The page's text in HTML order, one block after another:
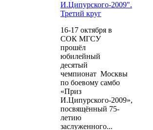
И.Ципурского-2009".
Третий круг
16-17 октября в
СОК МГСУ
прошёл
юбилейный
десятый
чемпионат Москвы
по боевому самбо
«Приз
И.Ципурского-2009»,
посвящённый 75-
летию
заслуженного...